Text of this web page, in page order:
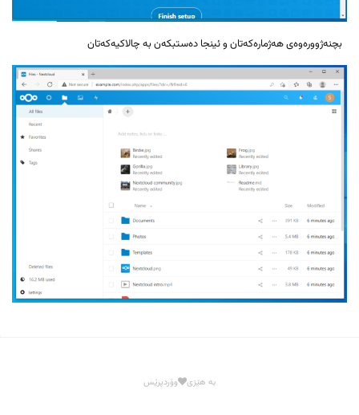
بچنەژوورەوەی هەژمارەکەتان و ئینجا دەستبکەن بە چالاکیەکەتان
بە هێزی وۆردپرێس